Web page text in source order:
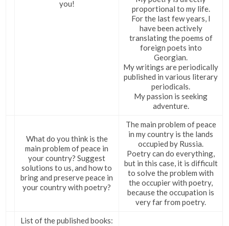
you!
proportional to my life.
For the last few years, I
have been actively
translating the poems of
foreign poets into
Georgian.
My writings are periodically
published in various literary
periodicals.
My passion is seeking
adventure.
What do you think is the
main problem of peace in
your country? Suggest
solutions to us, and how to
bring and preserve peace in
your country with poetry?
The main problem of peace
in my country is the lands
occupied by Russia.
Poetry can do everything,
but in this case, it is difficult
to solve the problem with
the occupier with poetry,
because the occupation is
very far from poetry.
List of the published books: